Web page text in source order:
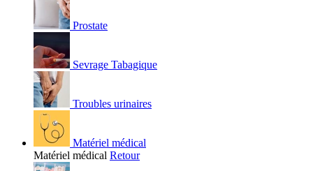
Prostate
Sevrage Tabagique
Troubles urinaires
Matériel médical
Matériel médical Retour